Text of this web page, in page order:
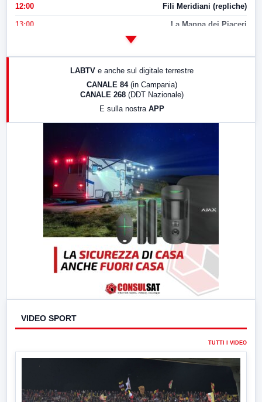
12:00 Fili Meridiani (repliche)
13:00 La Mappa dei Piaceri
LABTV e anche sul digitale terrestre
CANALE 84 (in Campania)
CANALE 268 (DDT Nazionale)
E sulla nostra APP
VIDEO SPORT
TUTTI I VIDEO